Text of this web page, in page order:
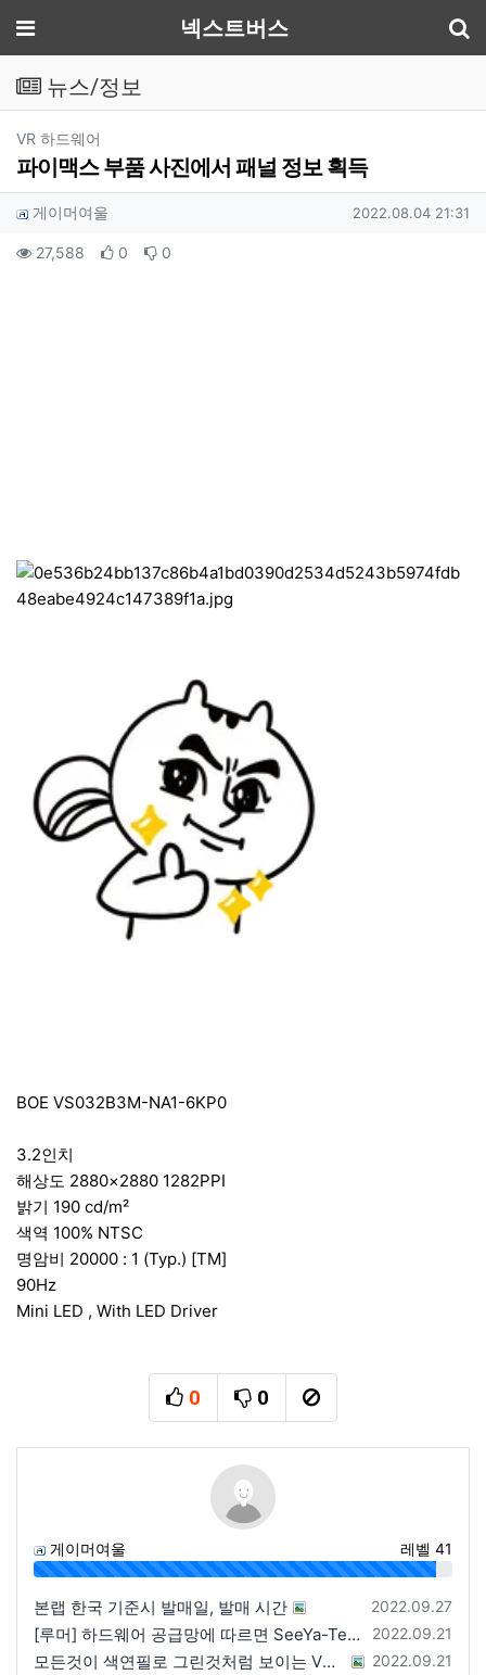
메뉴 넥스트버스
뉴스/정보
VR 하드웨어
파이맥스 부품 사진에서 패널 정보 획득
작성자 정보
게이머여울 작성일
2022.08.04 21:31
컨텐츠 정보
27,588 조회 0 추천 0
BOE VS032B3M-NA1-6KP0
3.2인치
해상도 2880×2880 1282PPI
밝기 190 cd/m²
색역 100% NTSC
명암비 20000 : 1 (Typ.) [TM]
90Hz
Mini LED , With LED Driver
0
추천
0
비추천신고
게이머여울 레벨 41
96%
등록일
2022.09.27
본랩 한국 기준시 발매일, 발매 시간
등록일
2022.09.21
[루머] 하드웨어 공급망에 따르면 SeeYa-Tech가 Apple에 여러 번 uOLED 샘플을 보냄
등록일
2022.09.21
모든것이 색연필로 그린것처럼 보이는 VRChat 월드